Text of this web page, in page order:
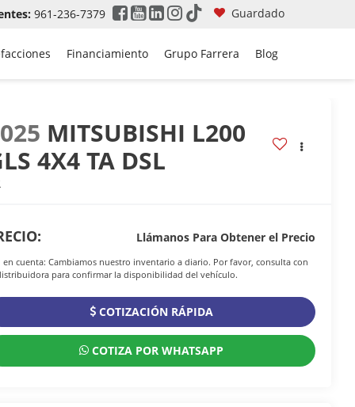
961-236-7379 Guardado
Financiamiento Grupo Farrera Blog
MITSUBISHI L200
4X4 TA DSL
Llámanos Para Obtener el Precio
en cuenta: Cambiamos nuestro inventario a diario. Por favor, consulta con
para confirmar la disponibilidad del vehículo.
COTIZACIÓN RÁPIDA
COTIZA POR WHATSAPP